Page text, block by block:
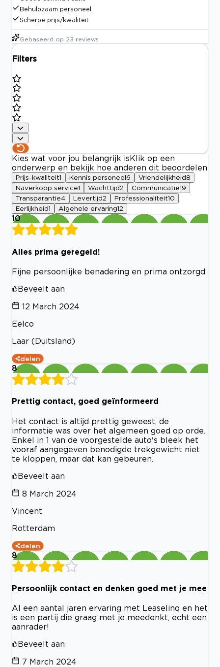
Behulpzaam personeel
Scherpe prijs/kwaliteit
Gebaseerd op 23 reviews
Filters
Kies wat voor jou belangrijk is Klik op een
onderwerp en bekijk hoe anderen dit beoordelen
Prijs-kwaliteit1 Kennis personeel 6 Vriendelijkheid 8
Naverkoop service1 Wachttijd2 Communicatie19
Transparantie4 Levertijd2 Professionaliteit10
Eerlijkheid1 Algehele ervaring12
10
Alles prima geregeld!
Fijne persoonlijke benadering en prima ontzorgd.
Beveelt aan
12 March 2024
Eelco
Laar (Duitsland)
delen
8
Prettig contact, goed geïnformeerd
Het contact is altijd prettig geweest, de
informatie was over het algemeen goed op orde.
Enkel in 1 van de voorgestelde auto's bleek het
vooraf aangegeven benodigde trekgewicht niet
te kloppen, maar dat kan gebeuren.
Beveelt aan
8 March 2024
Vincent
Rotterdam
delen
8
Persoonlijk contact en denken goed met je mee
Al een aantal jaren ervaring met Leaselinq en het
is een partij die graag met je meedenkt, echt een
aanrader!
Beveelt aan
7 March 2024